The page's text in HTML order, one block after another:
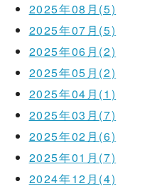
2025年08月(5)
2025年07月(5)
2025年06月(2)
2025年05月(2)
2025年04月(1)
2025年03月(7)
2025年02月(6)
2025年01月(7)
2024年12月(4)